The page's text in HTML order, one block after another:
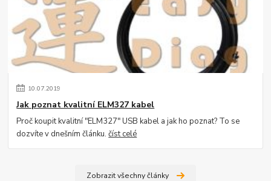
10.07.2019
Jak poznat kvalitní ELM327 kabel
Proč koupit kvalitní "ELM327" USB kabel a jak ho poznat? To se
dozvíte v dnešním článku.číst celé
Zobrazit všechny články